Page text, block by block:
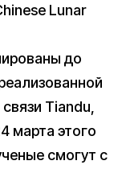
Lunar
до
Tiandu,
марта этого
смогут с